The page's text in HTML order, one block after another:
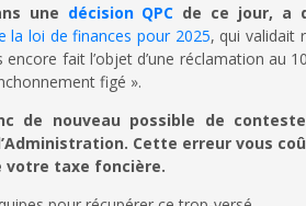
une décision QPC de ce jour, a
la loi de finances pour 2025, qui validait
fait l’objet d’une réclamation au
figé ».
de nouveau possible de
Cette erreur vous
votre taxe foncière.